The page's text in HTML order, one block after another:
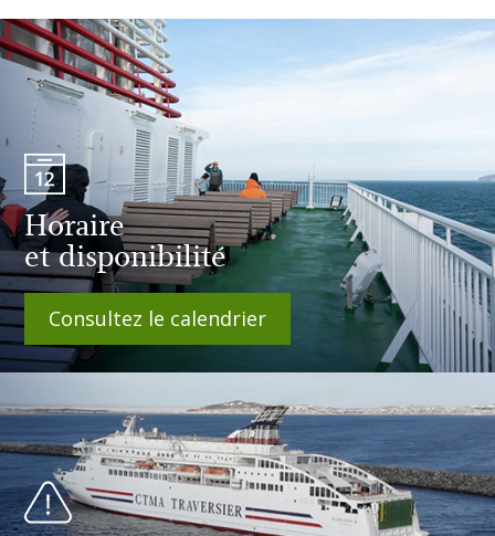
Horaire
et disponibilité
Consultez le calendrier